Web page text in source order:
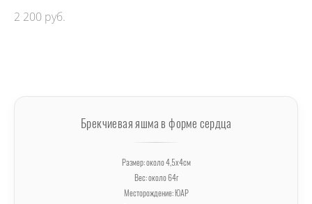
2 200 pуб.
Брекчиевая яшма в форме сердца
Размер: около 4,5х4см
Вес: около 64г
Месторождение: ЮАР